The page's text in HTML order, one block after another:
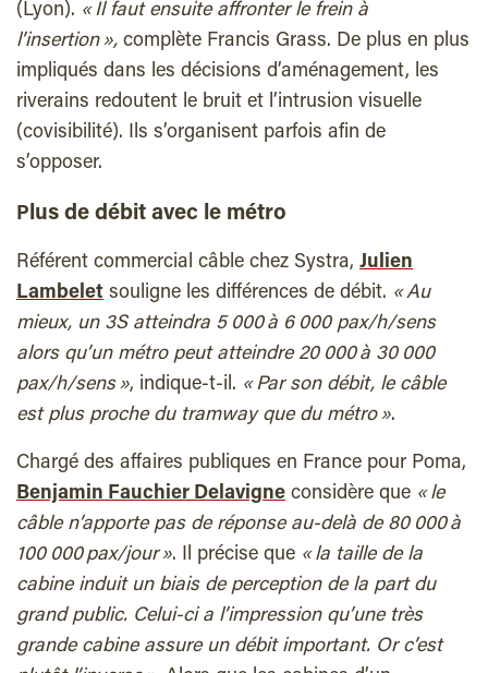
(Lyon). « Il faut ensuite affronter le frein à
l’insertion », complète Francis Grass. De plus en plus
impliqués dans les décisions d’aménagement, les
riverains redoutent le bruit et l’intrusion visuelle
(covisibilité). Ils s’organisent parfois afin de
s’opposer.
Plus de débit avec le métro
Référent commercial câble chez Systra, Julien
Lambelet souligne les différences de débit. « Au
mieux, un 3S atteindra 5 000 à 6 000 pax/h/sens
alors qu’un métro peut atteindre 20 000 à 30 000
pax/h/sens », indique-t-il. « Par son débit, le câble
est plus proche du tramway que du métro ».
Chargé des affaires publiques en France pour Poma,
Benjamin Fauchier Delavigne considère que « le
câble n’apporte pas de réponse au-delà de 80 000 à
100 000 pax/jour ». Il précise que « la taille de la
cabine induit un biais de perception de la part du
grand public. Celui-ci a l’impression qu’une très
grande cabine assure un débit important. Or c’est